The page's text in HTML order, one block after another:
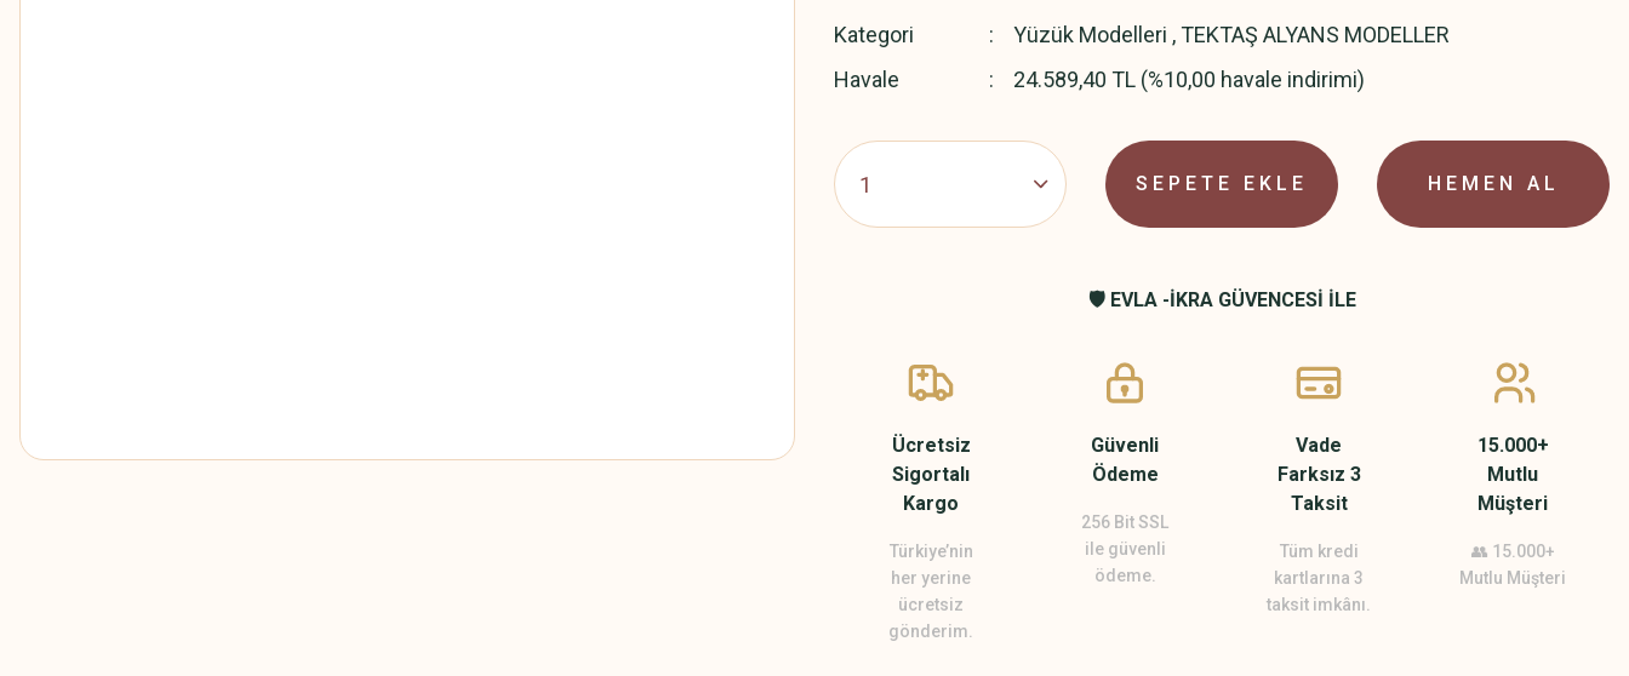
Kategori Yüzük Modelleri ,TEKTAŞ ALYANS MODELLER
Havale
24.589,40 TL (%10,00 havale indirimi)
SEPETE EKLE HEMEN AL
🛡️ EVLA -İKRA GÜVENCESİ İLE
Ücretsiz
Sigortalı
Kargo
Türkiye’nin
her yerine
ücretsiz
gönderim.
Güvenli
Ödeme
256 Bit SSL
ile güvenli
ödeme.
Vade
Farksız 3
Taksit
Tüm kredi
kartlarına 3
taksit imkânı.
15.000+
Mutlu
Müşteri
👥 15.000+
Mutlu Müşteri